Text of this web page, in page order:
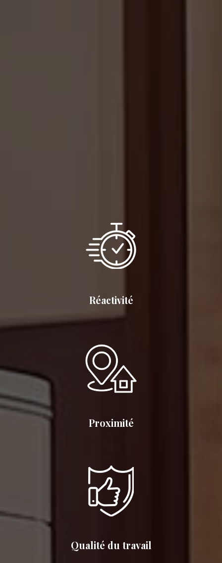
Réactivité
Proximité
Qualité du travail